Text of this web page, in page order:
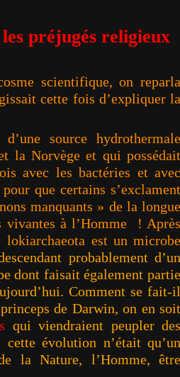
préjugés religieux
scientifique, on reparla
cette fois d’expliquer la
source hydrothermale
la Norvège et qui possédait
avec les bactéries et avec
que certains s’exclament
manquants » de la longue
vivantes à l’Homme ! Après
est un microbe
probablement d’un
dont faisait également partie
Comment se fait-il
de Darwin, on en soit
qui viendraient peupler des
cette évolution n’était qu’un
la Nature, l’Homme, être